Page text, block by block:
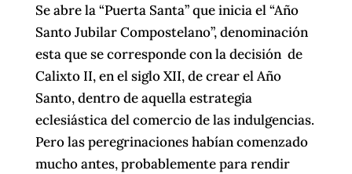
Se abre la “Puerta Santa” que inicia el “Año
Santo Jubilar Compostelano”, denominación
esta que se corresponde con la decisión de
Calixto II, en el siglo XII, de crear el Año
Santo, dentro de aquella estrategia
eclesiástica del comercio de las indulgencias.
Pero las peregrinaciones habían comenzado
mucho antes, probablemente para rendir